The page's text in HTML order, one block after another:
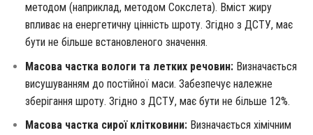
методом (наприклад, методом Сокслета). Вміст жиру
впливає на енергетичну цінність шроту. Згідно з ДСТУ, має
бути не більше встановленого значення.
Масова частка вологи та летких речовин:Визначається
висушуванням до постійної маси. Забезпечує належне
зберігання шроту. Згідно з ДСТУ, має бути не більше 12%.
Масова частка сирої клітковини:Визначається хімічним